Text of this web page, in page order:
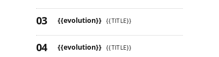
{{evolution}} {{TITLE}}
{{evolution}} {{TITLE}}